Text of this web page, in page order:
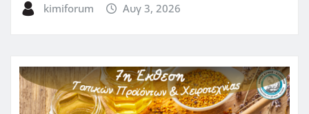
kimiforum Αυγ 3, 2026